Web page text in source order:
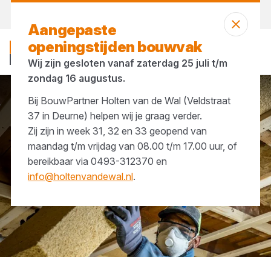
Merken Isopartner Nederland
Aangepaste
openingstijden bouwvak
Wij zijn gesloten vanaf zaterdag 25 juli t/m
zondag 16 augustus.
Bij BouwPartner Holten van de Wal (Veldstraat
37 in Deurne) helpen wij je graag verder.
Zij zijn in week 31, 32 en 33 geopend van
maandag t/m vrijdag van 08.00 t/m 17.00 uur, of
bereikbaar via 0493-312370 en
info@holtenvandewal.nl.